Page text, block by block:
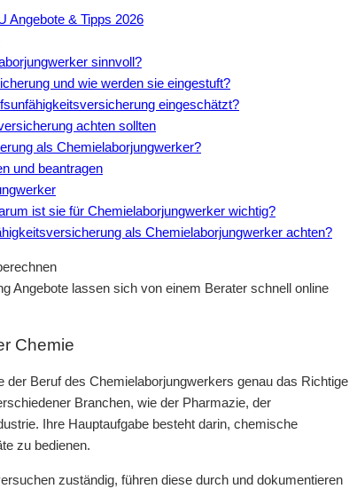
Angebote & Tipps 2026
sinnvoll?
und wie werden sie eingestuft?
eingeschätzt?
achten sollten
als Chemielaborjungwerker?
und beantragen
ist sie für Chemielaborjungwerker wichtig?
als Chemielaborjungwerker achten?
Angebote lassen sich von einem Berater schnell online
Chemie
Beruf des Chemielaborjungwerkers genau das Richtige
Branchen, wie der Pharmazie, der
Ihre Hauptaufgabe besteht darin, chemische
zu bedienen.
zuständig, führen diese durch und dokumentieren